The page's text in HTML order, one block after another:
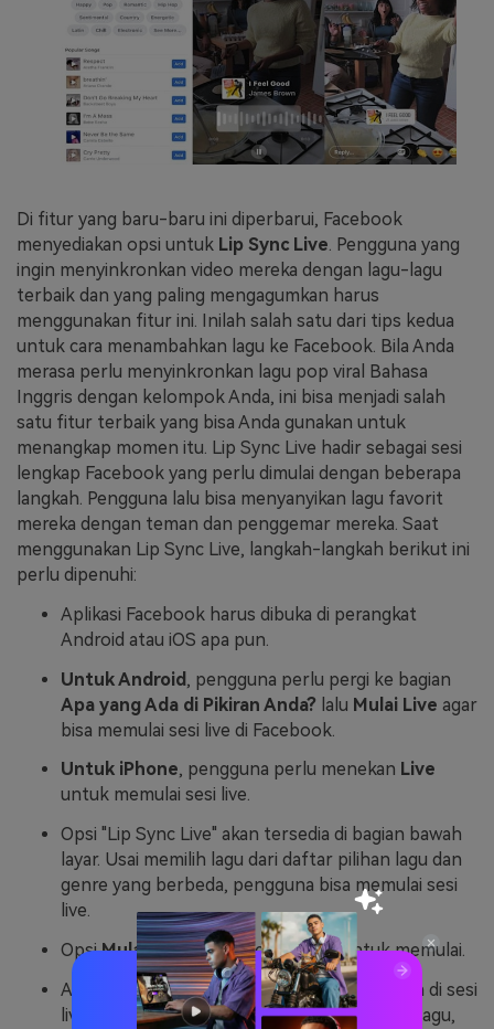
Di fitur yang baru-baru ini diperbarui, Facebook
menyediakan opsi untuk Lip Sync Live. Pengguna yang
ingin menyinkronkan video mereka dengan lagu-lagu
terbaik dan yang paling mengagumkan harus
menggunakan fitur ini. Inilah salah satu dari tips kedua
untuk cara menambahkan lagu ke Facebook. Bila Anda
merasa perlu menyinkronkan lagu pop viral Bahasa
Inggris dengan kelompok Anda, ini bisa menjadi salah
satu fitur terbaik yang bisa Anda gunakan untuk
menangkap momen itu. Lip Sync Live hadir sebagai sesi
lengkap Facebook yang perlu dimulai dengan beberapa
langkah. Pengguna lalu bisa menyanyikan lagu favorit
mereka dengan teman dan penggemar mereka. Saat
menggunakan Lip Sync Live, langkah-langkah berikut ini
perlu dipenuhi:
Aplikasi Facebook harus dibuka di perangkat
Android atau iOS apa pun.
Untuk Android , pengguna perlu pergi ke bagian
Apa yang Ada di Pikiran Anda? lalu Mulai Live agar
bisa memulai sesi live di Facebook.
Untuk iPhone, pengguna perlu menekan Live
untuk memulai sesi live.
Opsi "Lip Sync Live" akan tersedia di bagian bawah
layar. Usai memilih lagu dari daftar pilihan lagu dan
genre yang berbeda, pengguna bisa memulai sesi
live.
OpsiMulai Video Liveperlu dipilih untuk memulai.
Ada beberapa ikon yang tersedia saat berada di sesi
live. Tanda nada musik di sesi live mengubah lagu,